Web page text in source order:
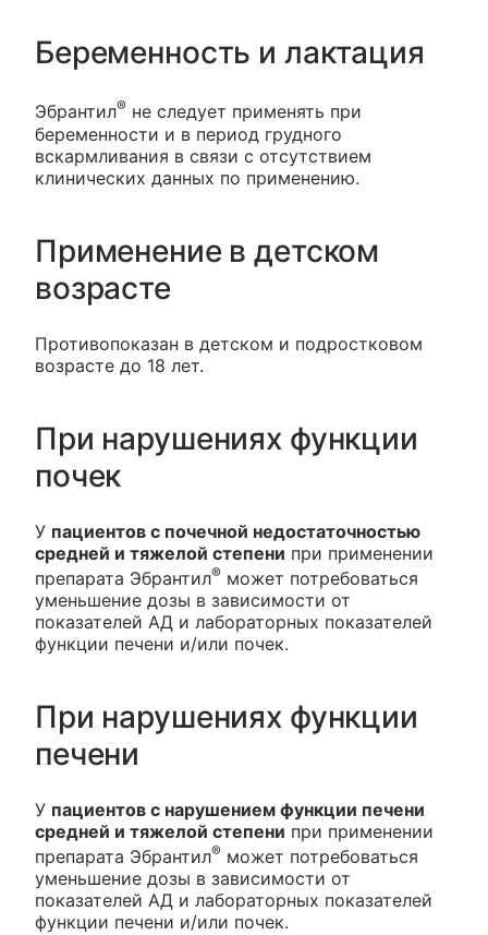
Беременность и лактация
Эбрантил® не следует применять при
беременности и в период грудного
вскармливания в связи с отсутствием
клинических данных по применению.
Применение в детском
возрасте
Противопоказан в детском и подростковом
возрасте до 18 лет.
При нарушениях функции
почек
У пациентов с почечной недостаточностью
средней и тяжелой степени при применении
препарата Эбрантил® может потребоваться
уменьшение дозы в зависимости от
показателей АД и лабораторных показателей
функции печени и/или почек.
При нарушениях функции
печени
У пациентов с нарушением функции печени
средней и тяжелой степени при применении
препарата Эбрантил® может потребоваться
уменьшение дозы в зависимости от
показателей АД и лабораторных показателей
функции печени и/или почек.